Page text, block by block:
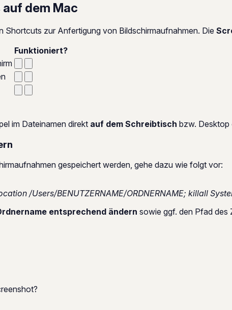
dem Mac
zur Anfertigung von Bildschirmaufnahmen. Die
Funktioniert?
im Dateinamen direkt auf dem Schreibtisch bzw. Desktop
gespeichert werden, gehe dazu wie folgt vor:
/Users/BENUTZERNAME/ORDNERNAME; killall
entsprechend ändern sowie ggf. den Pfad des